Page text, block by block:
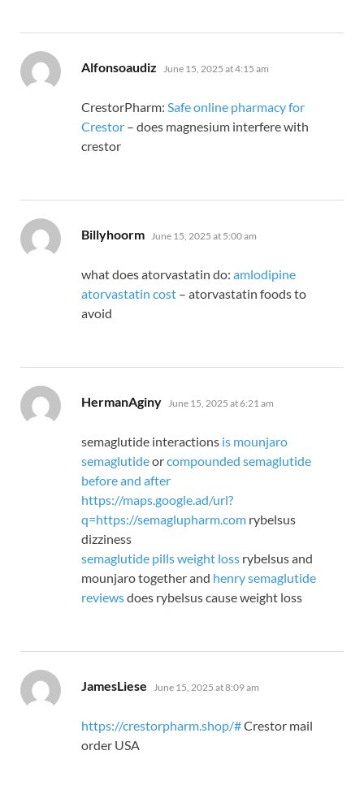
Alfonsoaudiz says:
June 15, 2025 at 4:15 am
CrestorPharm: Safe online pharmacy for
Crestor – does magnesium interfere with
crestor
Billyhoorm says:
June 15, 2025 at 5:00 am
what does atorvastatin do: amlodipine
atorvastatin cost – atorvastatin foods to
avoid
HermanAginy says:
June 15, 2025 at 6:21 am
semaglutide interactions is mounjaro
semaglutideorcompounded semaglutide
before and after
https://maps.google.ad/url?
q=https://semaglupharm.com rybelsus
dizziness
semaglutide pills weight loss rybelsus and
mounjaro together and henry semaglutide
reviewsdoes rybelsus cause weight loss
JamesLiese says:
June 15, 2025 at 8:09 am
https://crestorpharm.shop/#Crestor mail
order USA